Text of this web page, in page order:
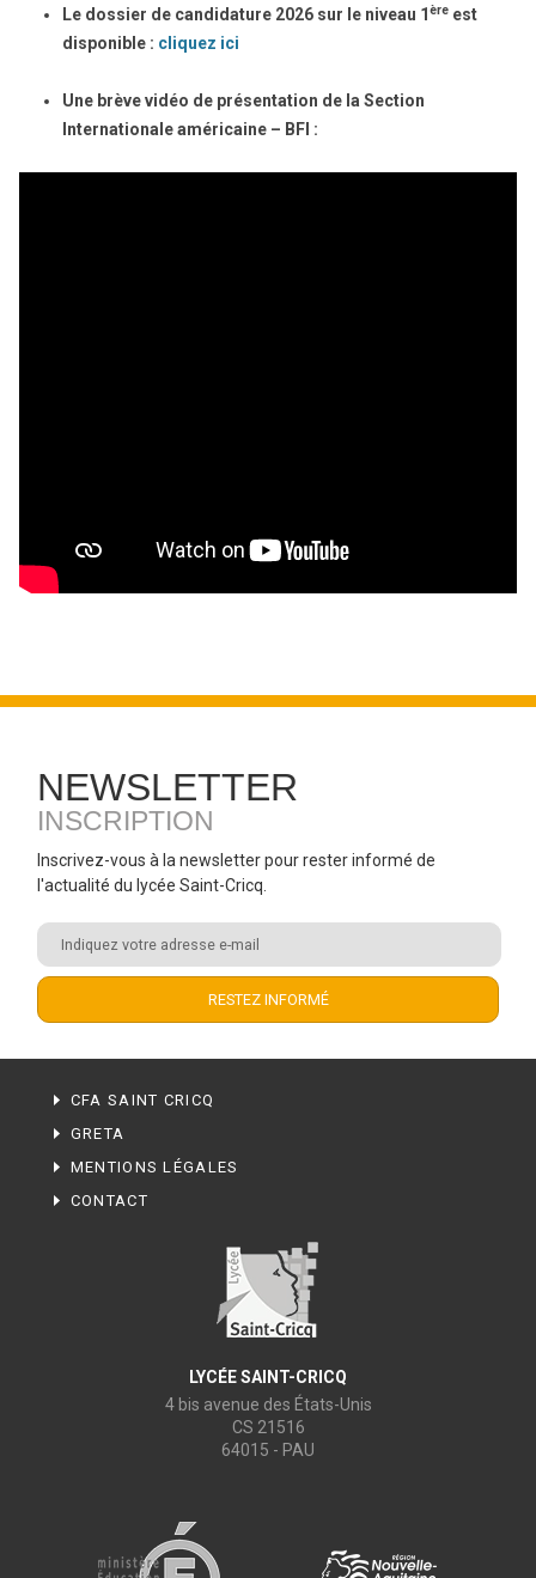
Le dossier de candidature 2026 sur le niveau 1 ère est
disponible : cliquez ici
Une brève vidéo de présentation de la Section
Internationale américaine – BFI :
NEWSLETTER
INSCRIPTION
Inscrivez-vous à la newsletter pour rester informé de
l'actualité du lycée Saint-Cricq.
CFA SAINT CRICQ
GRETA
MENTIONS LÉGALES
CONTACT
LYCÉE SAINT-CRICQ
4 bis avenue des États-Unis
CS 21516
64015 - PAU